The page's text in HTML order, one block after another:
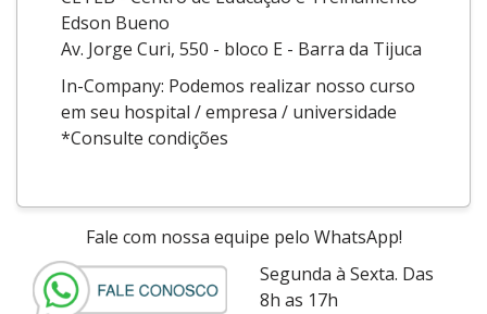
Edson Bueno
Av. Jorge Curi, 550 - bloco E - Barra da Tijuca
In-Company: Podemos realizar nosso curso
em seu hospital / empresa / universidade
*Consulte condições
Fale com nossa equipe pelo WhatsApp!
Segunda à Sexta. Das
8h as 17h